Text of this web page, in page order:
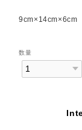
9cm×14cm×6cm
数量